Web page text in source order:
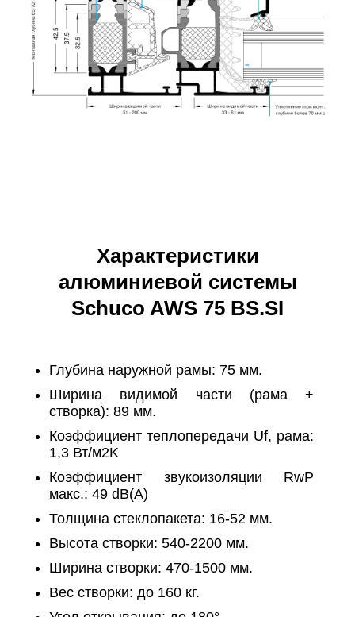
Характеристики
алюминиевой системы
Schuco AWS 75 BS.SI
Глубина наружной рамы: 75 мм.
Ширина видимой части (рама +
створка): 89 мм.
Коэффициент теплопередачи Uf, рама:
1,3 Вт/м2K
Коэффициент звукоизоляции RwP
макс.: 49 dB(A)
Толщина стеклопакета: 16-52 мм.
Высота створки: 540-2200 мм.
Ширина створки: 470-1500 мм.
Вес створки: до 160 кг.